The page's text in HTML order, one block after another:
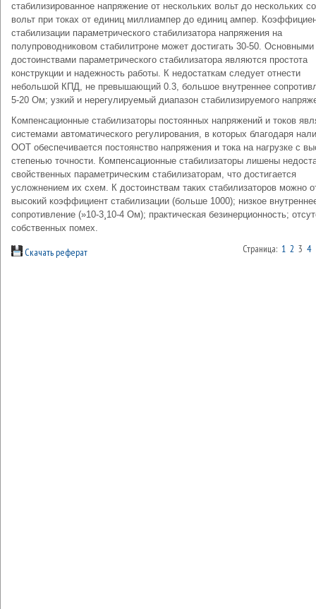
стабилизированное напряжение от нескольких вольт до нескольких
вольт при токах от единиц миллиампер до единиц ампер.
стабилизации параметрического стабилизатора напряжения на
полупроводниковом стабилитроне может достигать 30-50. Основными
достоинствами параметрического стабилизатора являются простота
конструкции и надежность работы. К недостаткам следует отнести
небольшой КПД, не превышающий 0.3, большое внутреннее
5-20 Ом; узкий и нерегулируемый диапазон стабилизируемого
Компенсационные стабилизаторы постоянных напряжений и токов
системами автоматического регулирования, в которых благодаря
ООТ обеспечивается постоянство напряжения и тока на нагрузке с
степенью точности. Компенсационные стабилизаторы лишены
свойственных параметрическим стабилизаторам, что достигается
усложнением их схем. К достоинствам таких стабилизаторов можно
высокий коэффициент стабилизации (больше 1000); низкое
сопротивление (»10-3¸10-4 Ом); практическая безинерционность;
собственных помех.
Скачать реферат Страница: 1 2 3 4